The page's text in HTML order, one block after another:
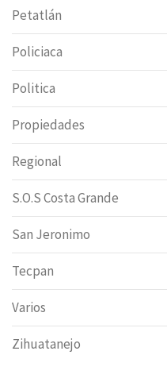
Petatlán
Policiaca
Politica
Propiedades
Regional
S.O.S Costa Grande
San Jeronimo
Tecpan
Varios
Zihuatanejo